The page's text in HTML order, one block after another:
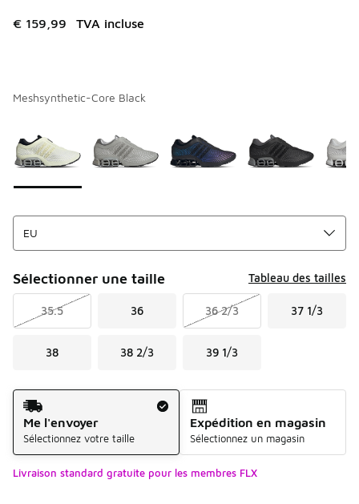
€ 159,99 TVA incluse
Meshsynthetic-Core Black
Sélectionner une taille Tableau des tailles
35.5 36 36 2/3 37 1/3
38 38 2/3 39 1/3
Mode d'expédition
Me l'envoyer
Sélectionnez votre taille
Expédition en magasin
Sélectionnez un magasin
Livraison standard gratuite pour les membres FLX